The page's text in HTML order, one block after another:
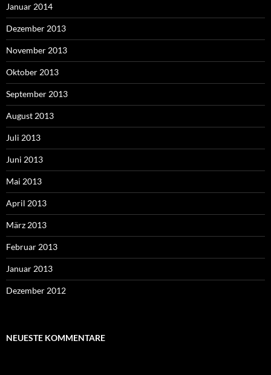
Januar 2014
Dezember 2013
November 2013
Oktober 2013
September 2013
August 2013
Juli 2013
Juni 2013
Mai 2013
April 2013
März 2013
Februar 2013
Januar 2013
Dezember 2012
NEUESTE KOMMENTARE